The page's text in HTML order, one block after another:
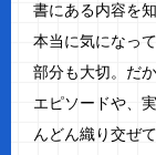
書にある内容を
本当に気になっ
部分も大切。だ
エピソードや、
んどん織り交ぜ